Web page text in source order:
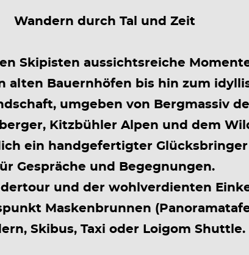
Wandern durch Tal und Zeit
Skipisten aussichtsreiche
alten Bauernhöfen bis hin zum
umgeben von Bergmassiv
Kitzbühler Alpen und dem
ein handgefertigter
Gespräche und Begegnungen.
und der wohlverdienten
Maskenbrunnen
Skibus, Taxi oder Loigom Shuttle.